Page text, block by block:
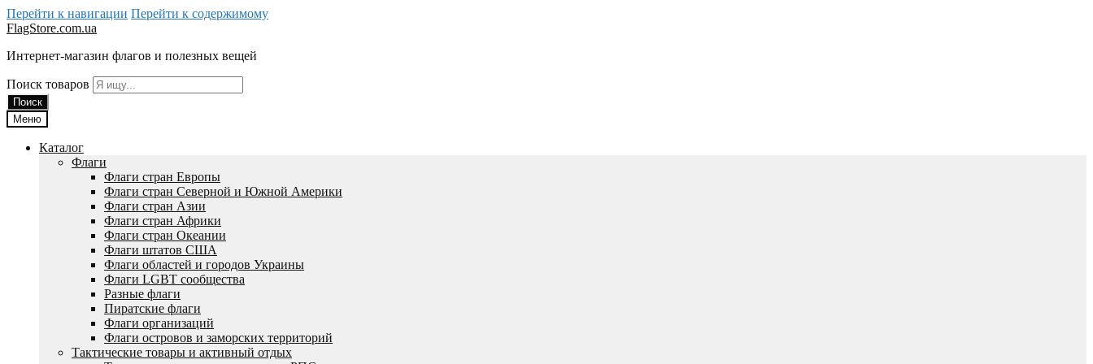
Перейти к навигации Перейти к содержимому
FlagStore.com.ua
Интернет-магазин флагов и полезных вещей
Поиск товаров
Поиск
Меню
Каталог
Флаги
Флаги стран Европы
Флаги стран Северной и Южной Америки
Флаги стран Азии
Флаги стран Африки
Флаги стран Океании
Флаги штатов США
Флаги областей и городов Украины
Флаги LGBT сообщества
Разные флаги
Пиратские флаги
Флаги организаций
Флаги островов и заморских территорий
Тактические товары и активный отдых